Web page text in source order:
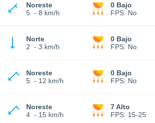
Noreste
5 - 8 km/h
0 Bajo
FPS: No
Norte
2 - 3 km/h
0 Bajo
FPS: No
Noreste
5 - 12 km/h
0 Bajo
FPS: No
Noreste
4 - 15 km/h
7 Alto
FPS: 15-25